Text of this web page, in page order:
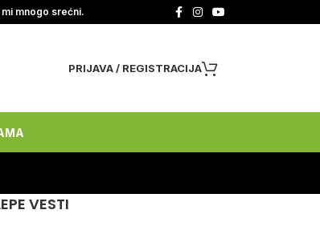
mnogo srećni.
PRIJAVA / REGISTRACIJA
VESTI